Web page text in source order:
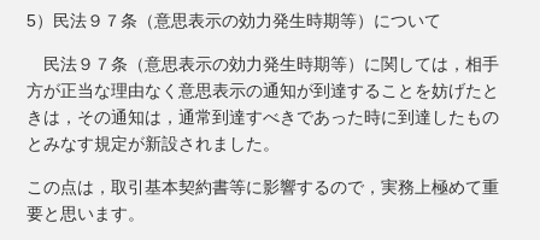
5）民法９７条（意思表示の効力発生時期等）について
民法９７条（意思表示の効力発生時期等）に関しては，相手
方が正当な理由なく意思表示の通知が到達することを妨げたと
きは，その通知は，通常到達すべきであった時に到達したもの
とみなす規定が新設されました。
この点は，取引基本契約書等に影響するので，実務上極めて重
要と思います。